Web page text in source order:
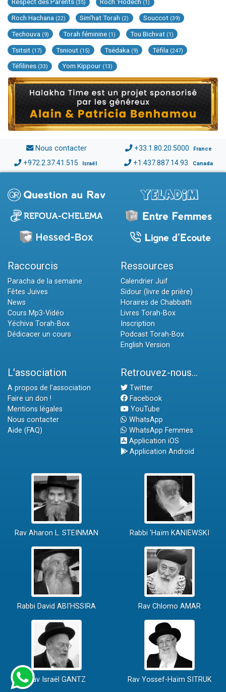
(35) (1)
Roch Hachana (22) Sim'hat Torah (2) Souccot (39)
Techouva (9) Torah féminine (1) Tou Bichvat (1)
Tsitsit (17) Tsniout (15) Tsédaka (9) Téfila (247)
Téfilines (33) Yom Kippour (13)
Nous contacter +33.1.80.20.5000 France
+972.2.37.41.515 Israël +1.437.887.14.93 Canada
Raccourcis
Paracha de la semaine
Fêtes Juives
News
Cours Mp3-Vidéo
Yéchiva Torah-Box
Dédicacer un cours
Ressources
Calendrier Juif
Sidour (livre de prière)
Horaires de Chabbath
Livres Torah-Box
Inscription
Podcast Torah-Box
English Version
L'association
A propos de l'association
Faire un don !
Mentions légales
Nous contacter
Aide (FAQ)
Retrouvez-nous...
Twitter
Facebook
YouTube
WhatsApp
WhatsApp Femmes
Application iOS
Application Android
Rav Aharon L. STEINMAN Rabbi 'Haïm KANIEWSKI
Rabbi David ABI'HSSIRA Rav Chlomo AMAR
Rav Israël GANTZ Rav Yossef-Haïm SITRUK